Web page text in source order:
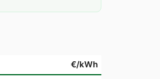
€/kWh